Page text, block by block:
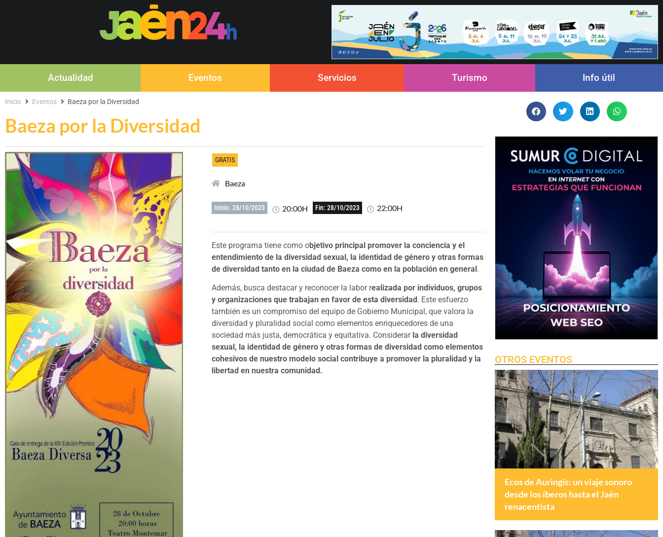
Actualidad Eventos Servicios Turismo Info útil
Baeza por la Diversidad
Inicio Eventos Baeza por la Diversidad
GRATIS
Baeza
Inicio: 28/10/2023 20:00H Fin: 28/10/2023 22:00H
Este programa tiene como objetivo principal promover la conciencia y el
entendimiento de la diversidad sexual, la identidad de género y otras formas
de diversidad tanto en la ciudad de Baeza como en la población en general.
Además, busca destacar y reconocer la labor realizada por individuos, grupos
y organizaciones que trabajan en favor de esta diversidad. Este esfuerzo
también es un compromiso del equipo de Gobierno Municipal, que valora la
diversidad y pluralidad social como elementos enriquecedores de una
sociedad más justa, democrática y equitativa. Considerarla diversidad
sexual, la identidad de género y otras formas de diversidad como elementos
cohesivos de nuestro modelo social contribuye a promover la pluralidad y la
libertad en nuestra comunidad.
OTROS EVENTOS
Ecos de Auringis: un viaje sonoro
desde los íberos hasta el Jaén
renacentista